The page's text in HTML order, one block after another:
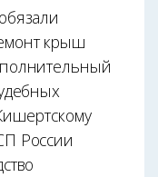
крыш
России